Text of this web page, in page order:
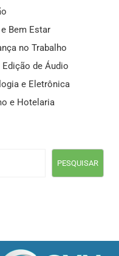
Bem Estar
no Trabalho
de Áudio
e Eletrônica
e Hotelaria
PESQUISAR